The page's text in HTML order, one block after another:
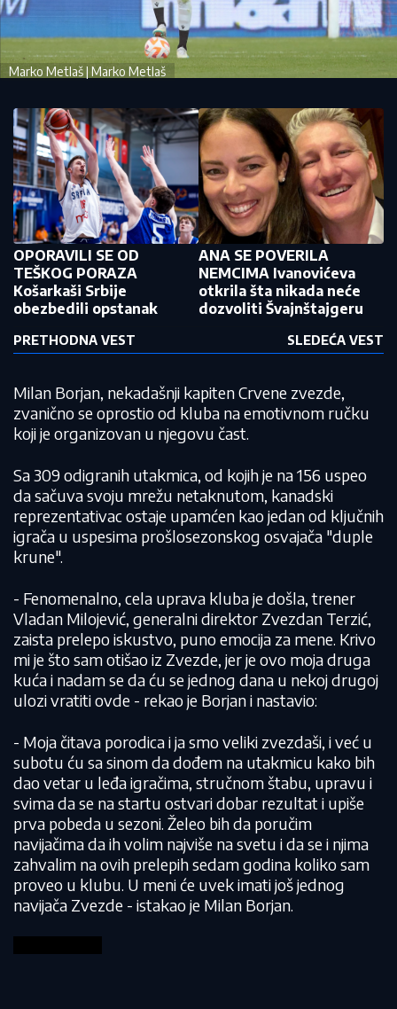
Marko Metlaš | Marko Metlaš
OPORAVILI SE OD
TEŠKOG PORAZA
Košarkaši Srbije
obezbedili opstanak
PRETHODNA VEST
ANA SE POVERILA
NEMCIMA Ivanovićeva
otkrila šta nikada neće
dozvoliti Švajnštajgeru
SLEDEĆA VEST
Milan Borjan, nekadašnji kapiten Crvene zvezde,
zvanično se oprostio od kluba na emotivnom ručku
koji je organizovan u njegovu čast.
Sa 309 odigranih utakmica, od kojih je na 156 uspeo
da sačuva svoju mrežu netaknutom, kanadski
reprezentativac ostaje upamćen kao jedan od ključnih
igrača u uspesima prošlosezonskog osvajača "duple
krune".
- Fenomenalno, cela uprava kluba je došla, trener
Vladan Milojević, generalni direktor Zvezdan Terzić,
zaista prelepo iskustvo, puno emocija za mene. Krivo
mi je što sam otišao iz Zvezde, jer je ovo moja druga
kuća i nadam se da ću se jednog dana u nekoj drugoj
ulozi vratiti ovde - rekao je Borjan i nastavio:
- Moja čitava porodica i ja smo veliki zvezdaši, i već u
subotu ću sa sinom da dođem na utakmicu kako bih
dao vetar u leđa igračima, stručnom štabu, upravu i
svima da se na startu ostvari dobar rezultat i upiše
prva pobeda u sezoni. Želeo bih da poručim
navijačima da ih volim najviše na svetu i da se i njima
zahvalim na ovih prelepih sedam godina koliko sam
proveo u klubu. U meni će uvek imati još jednog
navijača Zvezde - istakao je Milan Borjan.